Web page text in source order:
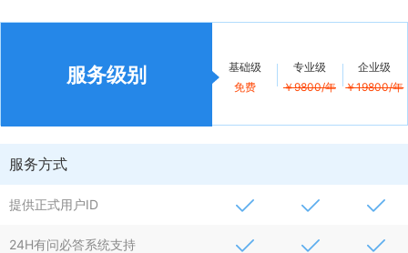
服务级别
基础级
免费
专业级
￥9800/年
企业级
￥19800/年
服务方式
提供正式用户ID
24H有问必答系统支持